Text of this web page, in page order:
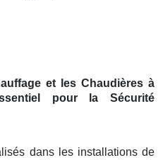
et les Chaudières à
pour la Sécurité
dans les installations de